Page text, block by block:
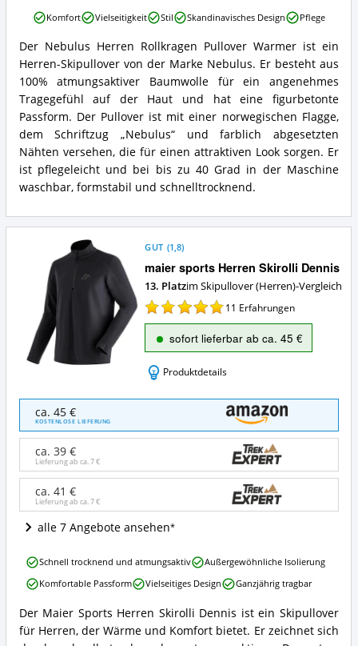
erhältlich?
Nebulus
Herren
Rollkragen
Pullover
Warmer
Zusammenfassung:
Was
bietet
dieser
Skipullover
(Herren)?
Der Nebulus Herren Rollkragen Pullover Warmer ist ein
Herren-Skipullover von der Marke Nebulus. Er besteht aus
100% atmungsaktiver Baumwolle für ein angenehmes
Tragegefühl auf der Haut und hat eine figurbetonte
Passform. Der Pullover ist mit einer norwegischen Flagge,
dem Schriftzug „Nebulus“ und farblich abgesetzten
Nähten versehen, die für einen attraktiven Look sorgen. Er
ist pflegeleicht und bei bis zu 40 Grad in der Maschine
waschbar, formstabil und schnelltrocknend.
Nebulus
Herren
Rollkragen
Pullover
Warmer
Vorteile:
Was
spricht
für
diesen
Skipullover
(Herren)?
Komfort Vielseitigkeit Stil Skandinavisches Design Pflege
maier sports Herren Skirolli Dennis
GUT (1,8)
13. Platzim Skipullover (Herren)-Vergleich
11 Erfahrungen
sofort lieferbar ab ca. 45 €
Produktdetails
sports
Herren
Skirolli
Dennis
Angebote:
dieser
Skipullover
erhältlich?
ca. 45 €
KOSTENLOSE LIEFERUNG
ca. 39 €
Lieferung ab ca.7 €
ca. 41 €
Lieferung ab ca.7 €
alle 7 Angebote ansehen
maier
sports
Der Maier Sports Herren Skirolli Dennis ist ein Skipullover
für Herren, der Wärme und Komfort bietet. Er zeichnet sich
maier
sports
Herren
Dennis
Vorteile:
Schnell trocknend und atmungsaktiv
Außergewöhnliche Isolierung
Komfortable Passform
Vielseitiges Design Ganzjährig tragbar